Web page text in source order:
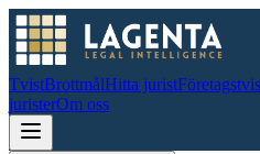
TvistBrottmålHitta jurist
juristerOm oss